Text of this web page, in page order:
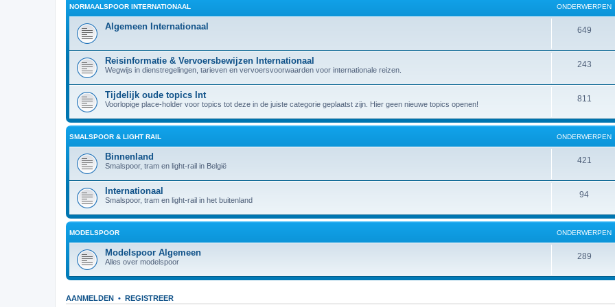
NORMAALSPOOR INTERNATIONAAL ONDERWERPEN
Algemeen Internationaal 649
Reisinformatie & Vervoersbewijzen Internationaal
Wegwijs in dienstregelingen, tarieven en vervoersvoorwaarden voor internationale reizen.
243
Tijdelijk oude topics Int
Voorlopige place-holder voor topics tot deze in de juiste categorie geplaatst zijn. Hier geen nieuwe topics openen!
811
SMALSPOOR & LIGHT RAIL ONDERWERPEN
Binnenland
Smalspoor, tram en light-rail in België
421
Internationaal
Smalspoor, tram en light-rail in het buitenland
94
MODELSPOOR ONDERWERPEN
Modelspoor Algemeen
Alles over modelspoor
289
AANMELDEN • REGISTREER